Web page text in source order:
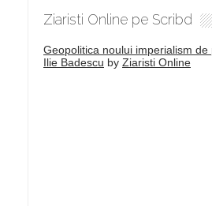
Ziaristi Online pe Scribd
Geopolitica noului imperialism de
Ilie Badescu by Ziaristi Online